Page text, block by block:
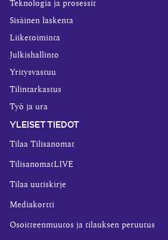
Teknologia ja prosessit
Sisäinen laskenta
Liiketoiminta
Julkishallinto
Yritysvastuu
Tilintarkastus
Työ ja ura
YLEISET TIEDOT
Tilaa Tilisanomat
TilisanomatLIVE
Tilaa uutiskirje
Mediakortti
Osoitteenmuutos ja tilauksen peruutus